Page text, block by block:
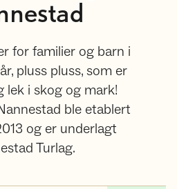
for familier og barn i
pluss pluss, som er
lek i skog og mark!
ble etablert
og er underlagt
Turlag.